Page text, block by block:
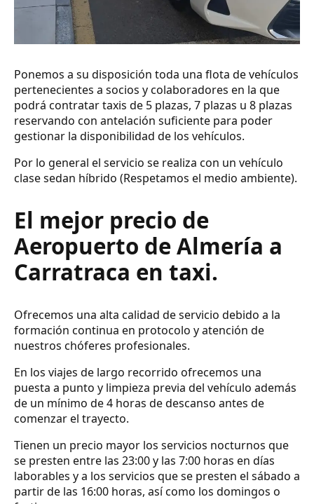
Ponemos a su disposición toda una flota de vehículos
pertenecientes a socios y colaboradores en la que
podrá contratar taxis de 5 plazas, 7 plazas u 8 plazas
reservando con antelación suficiente para poder
gestionar la disponibilidad de los vehículos.
Por lo general el servicio se realiza con un vehículo
clase sedan híbrido (Respetamos el medio ambiente).
El mejor precio de
Aeropuerto de Almería a
Carratraca en taxi.
Ofrecemos una alta calidad de servicio debido a la
formación continua en protocolo y atención de
nuestros chóferes profesionales.
En los viajes de largo recorrido ofrecemos una
puesta a punto y limpieza previa del vehículo además
de un mínimo de 4 horas de descanso antes de
comenzar el trayecto.
Tienen un precio mayor los servicios nocturnos que
se presten entre las 23:00 y las 7:00 horas en días
laborables y a los servicios que se presten el sábado a
partir de las 16:00 horas, así como los domingos o